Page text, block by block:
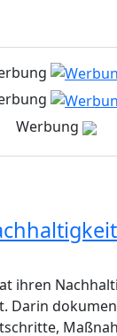
Werbung
ihren
Darin